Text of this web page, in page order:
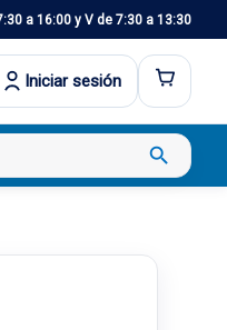
a 16:00 y V de 7:30 a 13:30
Iniciar sesión
search